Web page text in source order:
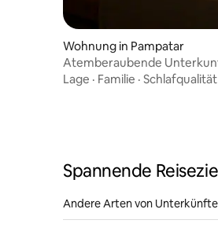
Wohnung in Pampatar
Atemberaubende
Margarita Island
Lage · Familie · Schlafqualität
Spannende
Andere Arten von